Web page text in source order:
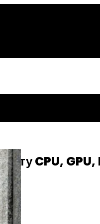
CPU, GPU,